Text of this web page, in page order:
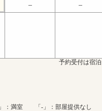
予約受付は宿
」：満室 「-」：部屋提供なし